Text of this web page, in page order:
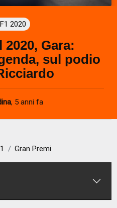
2020
2020, Gara:
sul podio
, 5 anni fa
Gran Premi